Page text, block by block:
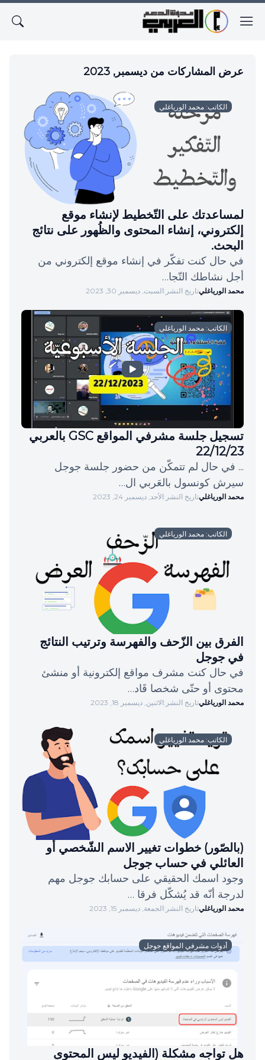
عرض المشاركات من ديسمبر, 2023
الكاتب: محمد الورياغلي
لمساعدتك على التّخطيط لإنشاء موقع
إلكتروني، إنشاء المحتوى والظُهور على نتائج
البحث.
في حال كنت تفكّر في إنشاء موقع إلكتروني من
أجل نشاطك التّجا…
محمد الورياغليتاريخ النشر:السبت, ديسمبر 30, 2023
الكاتب: محمد الورياغلي
تسجيل جلسة مشرفي المواقع GSC بالعربي
22/12/23
... في حال لم تتمكّن من حضور جلسة جوجل
سيرش كونسول بالعَربي ال…
محمد الورياغليتاريخ النشر:الأحد, ديسمبر 24, 2023
الكاتب: محمد الورياغلي
الفرق بين الزّحف والفهرسة وترتيب النتائج
في جوجل
في حال كنت مشرف مواقع إلكترونية أو منشئ
محتوى أو حتّى شخصا قَاد…
محمد الورياغليتاريخ النشر:الاثنين, ديسمبر 18, 2023
الكاتب: محمد الورياغلي
(بالصّور) خطوات تغيير الاسم الشّخصي أو
العائلي في حساب جوجل
وجود اسمك الحقيقي على حسابك جوجل مهم
لدرجة أنّه قد يُشكّل فرقا …
محمد الورياغليتاريخ النشر:الجمعة, ديسمبر 15, 2023
أدوات مشرفي المواقع جوجل
هل تواجه مشكلة (الفيديو ليس المحتوى